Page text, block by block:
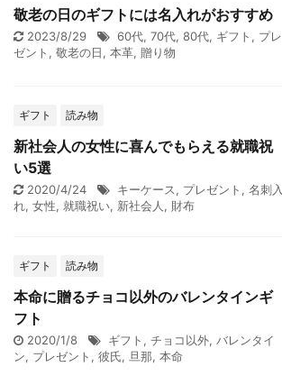
敬老の日のギフトには名入れがおすすめ
2023/8/29 60代, 70代, 80代, ギフト , プレ
ゼント , 敬老の日, 本革, 贈り物
ギフト 読み物
新社会人の女性に喜んでもらえる就職祝
い5選
2020/4/24 キーケース, プレゼント , 名刺入
れ, 女性, 就職祝い, 新社会人 , 財布
ギフト 読み物
本命に贈るチョコ以外のバレンタインギ
フト
2020/1/8 ギフト , チョコ以外, バレンタイ
ン, プレゼント , 彼氏, 旦那, 本命